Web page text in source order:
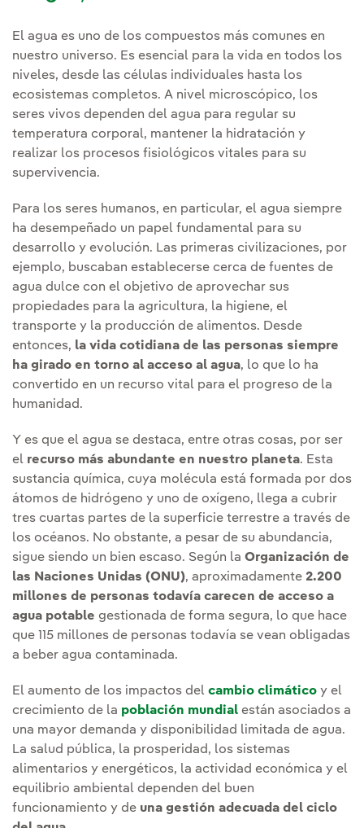
El agua es uno de los compuestos más comunes en
nuestro universo. Es esencial para la vida en todos los
niveles, desde las células individuales hasta los
ecosistemas completos. A nivel microscópico, los
seres vivos dependen del agua para regular su
temperatura corporal, mantener la hidratación y
realizar los procesos fisiológicos vitales para su
supervivencia.
Para los seres humanos, en particular, el agua siempre
ha desempeñado un papel fundamental para su
desarrollo y evolución. Las primeras civilizaciones, por
ejemplo, buscaban establecerse cerca de fuentes de
agua dulce con el objetivo de aprovechar sus
propiedades para la agricultura, la higiene, el
transporte y la producción de alimentos. Desde
entonces, la vida cotidiana de las personas siempre
ha girado en torno al acceso al agua, lo que lo ha
convertido en un recurso vital para el progreso de la
humanidad.
Y es que el agua se destaca, entre otras cosas, por ser
el recurso más abundante en nuestro planeta. Esta
sustancia química, cuya molécula está formada por dos
átomos de hidrógeno y uno de oxígeno, llega a cubrir
tres cuartas partes de la superficie terrestre a través de
los océanos. No obstante, a pesar de su abundancia,
sigue siendo un bien escaso. Según la Organización de
las Naciones Unidas (ONU), aproximadamente 2.200
millones de personas todavía carecen de acceso a
agua potable gestionada de forma segura, lo que hace
que 115 millones de personas todavía se vean obligadas
a beber agua contaminada.
El aumento de los impactos del cambio climático y el
crecimiento de la población mundial están asociados a
una mayor demanda y disponibilidad limitada de agua.
La salud pública, la prosperidad, los sistemas
alimentarios y energéticos, la actividad económica y el
equilibrio ambiental dependen del buen
funcionamiento y de una gestión adecuada del ciclo